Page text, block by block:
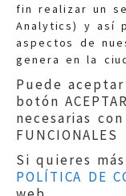
fin realizar un
Analytics) y así
aspectos de
genera en la
Puede
botón
necesarias
FUNCIONALES
Si quieres
POLÍTICA DE
Aviso legal